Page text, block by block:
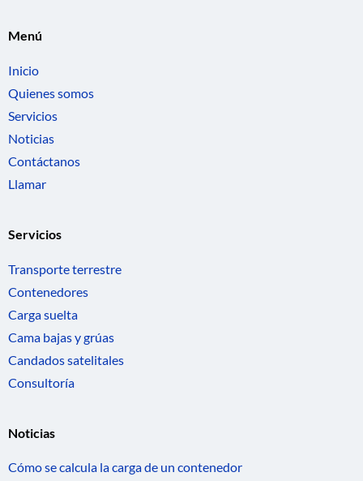
Menú
Inicio
Quienes somos
Servicios
Noticias
Contáctanos
Llamar
Servicios
Transporte terrestre
Contenedores
Carga suelta
Cama bajas y grúas
Candados satelitales
Consultoría
Noticias
Cómo se calcula la carga de un contenedor